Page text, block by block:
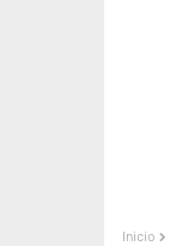
Inicio